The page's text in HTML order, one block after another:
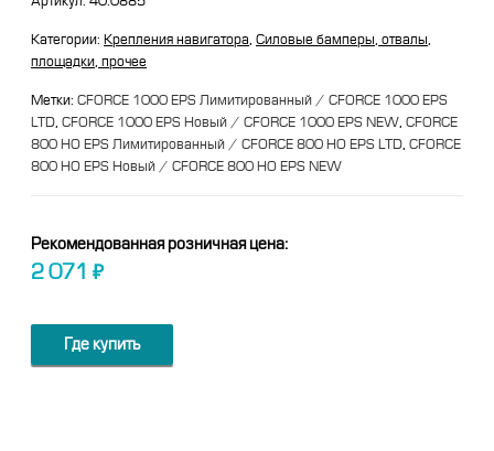
Категории: Крепления навигатора, Силовые бамперы, отвалы,
площадки, прочее
Метки: CFORCE 1000 EPS Лимитированный / CFORCE 1000 EPS
LTD, CFORCE 1000 EPS Новый / CFORCE 1000 EPS NEW, CFORCE
800 HO EPS Лимитированный / CFORCE 800 HO EPS LTD, CFORCE
800 HO EPS Новый / CFORCE 800 HO EPS NEW
Рекомендованная розничная цена:
2 071 ₽
Где купить